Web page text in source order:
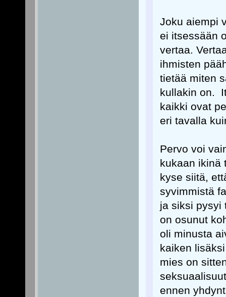
Joku aiempi
ei itsessään
vertaa.
ihmisten
tietää miten
kullakin on.
kaikki ovat
eri tavalla
Pervo voi
kukaan ikinä
kyse siitä,
syvimmistä
ja siksi pysyi
on osunut
oli minusta
kaiken
mies on
ennen